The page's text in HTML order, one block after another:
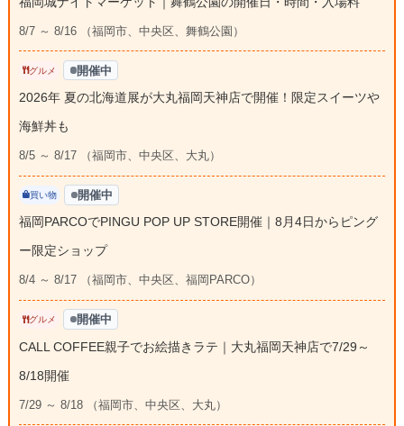
8/7 ～ 8/16 （福岡市、中央区、舞鶴公園）
グルメ 開催中
2026年 夏の北海道展が大丸福岡天神店で開催！限定スイーツや
海鮮丼も
8/5 ～ 8/17 （福岡市、中央区、大丸）
買い物 開催中
福岡PARCOでPINGU POP UP STORE開催｜8月4日からピング
ー限定ショップ
8/4 ～ 8/17 （福岡市、中央区、福岡PARCO）
グルメ 開催中
CALL COFFEE親子でお絵描きラテ｜大丸福岡天神店で7/29～
8/18開催
7/29 ～ 8/18 （福岡市、中央区、大丸）